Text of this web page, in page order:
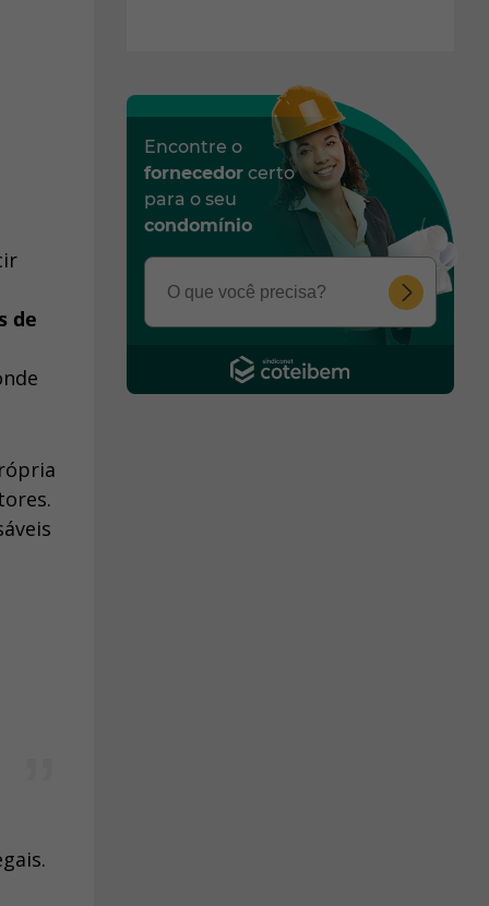
de
Encontre o
fornecedor certo
para o seu
condomínio